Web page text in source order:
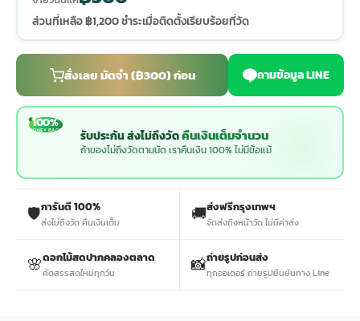
ดอกไม้งานศพ ส่งด่วน
ดอกไม้งานศพ กรุงเทพ
ดอกไม้งานศพ ปากคลองตลาด
ดอกไม้งานศพ ราคาถูก
จัดดอกไม้งานศพ ราคา
พวงหรีดดอกไม้สด
พวงหรีดดอกไม้สด ราคาถูก
สั่งพวงหรีด ออนไลน์
ร้านพวงหรีด กรุงเทพ ส่งฟรี
พวงหรีด ปากคลองตลาด ราคา
ม้หน้าเมรุ
ะดับเมรุ
มรุ ออนไลน์
มรุ ส่งด่วน
น้าเมรุ กรุงเทพ
ส่วนที่เหลือ ฿1,200 ชำระเมื่อติดตั้งเรียบร้อยที่วัด
สั่งเลย มัดจำ (฿300) ก่อน ถามข้อมูล LINE
100%
MONEY BACK รับประกัน ส่งไม่ถึงวัดคืนเงินเต็มจำนวน
ถ้าของไม่ถึงวัดตามนัด เราคืนเงิน 100% ไม่มีข้อแม้
🛡️การันตี 100%
ส่งไม่ถึงวัด คืนเงินเต็ม 🚚ส่งฟรีกรุงเทพฯ
จัดส่งถึงหน้าวัด ไม่มีค่าส่ง
🌸ดอกไม้สดปากคลองตลาด
คัดสรรสดใหม่ทุกวัน 📸ถ่ายรูปก่อนส่ง
ทุกออเดอร์ ถ่ายรูปยืนยันทาง Line